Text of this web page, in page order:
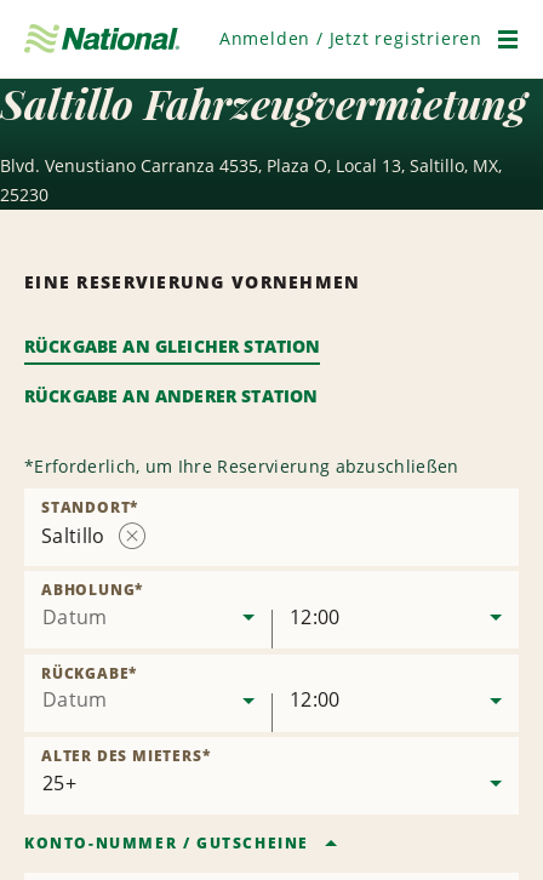
überspringen
Anmelden / Jetzt registrieren
Saltillo Fahrzeugvermietung
Blvd. Venustiano Carranza 4535, Plaza O, Local 13, Saltillo, MX,
25230
EINE RESERVIERUNG VORNEHMEN
RÜCKGABE AN GLEICHER STATION
RÜCKGABE AN ANDERER STATION
*Erforderlich, um Ihre Reservierung abzuschließen
Saltillo
entfernen
STANDORT*
Datum
ABHOLUNG*
12:00
Datum
RÜCKGABE*
12:00
ALTER DES MIETERS*
KONTO-NUMMER / GUTSCHEINE